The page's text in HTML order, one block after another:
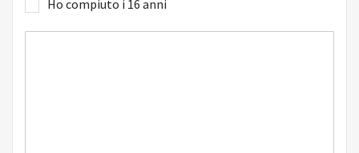
Ho compiuto i 16 anni